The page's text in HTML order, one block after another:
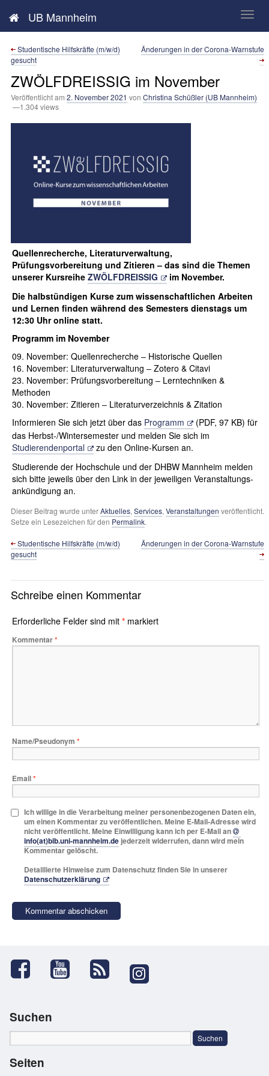
UB Mannheim
Neues aus der UB Mannheim
Studentische Hilfskräfte (m/w/d)
gesucht
Änderungen in der Corona-Warnstufe
ZWÖLFDREISSIG im November
Veröffentlicht am 2. November 2021 von Christina Schüßler (UB Mannheim)
—1.304 views
Quellenrecherche, Literaturverwaltung,
Prüfungsvorbereitung und Zitieren – das sind die Themen
unserer Kursreihe ZWÖLFDREISSIG
im November.
Die halbstündigen Kurse zum wissenschaftlichen Arbeiten
und Lernen finden während des Semesters dienstags um
12:30 Uhr online statt.
Programm im November
09. November: Quellenrecherche ‒ Historische Quellen
16. November: Literatur­verwaltung ‒ Zotero & Citavi
23. November: Prüfungs­vorbereitung ‒ Lerntechniken &
Methoden
30. November: Zitieren ‒ Literatur­verzeichnis & Zitation
Informieren Sie sich jetzt über das Programm
(PDF, 97 KB) für
das Herbst-/Wintersemester und melden Sie sich im
Studierenden­portal
zu den Online-Kursen an.
Studierende der Hochschule und der DHBW Mannheim melden
sich bitte jeweils über den Link in der jeweiligen Veranstaltungs­
ankündigung an.
Dieser Beitrag wurde unterAktuelles, Services, Veranstaltungen veröffentlicht.
Setze ein Lesezeichen für den Permalink.
Studentische Hilfskräfte (m/w/d)
gesucht
Änderungen in der Corona-Warnstufe
Schreibe einen Kommentar
Erforderliche Felder sind mit * markiert
Kommentar*
Name/Pseudonym *
Email*
Ich willige in die Verarbeitung meiner personenbezogenen Daten ein,
um einen Kommentar zu veröffentlichen. Meine E-Mail-Adresse wird
nicht veröffentlicht. Meine Einwilligung kann ich per E-Mail an
info(at)bib.uni-mannheim.de jederzeit widerrufen, dann wird mein
Kommentar gelöscht.
Detaillierte Hinweise zum Datenschutz finden Sie in unserer
Datenschutzerklärung
Suchen
Seiten